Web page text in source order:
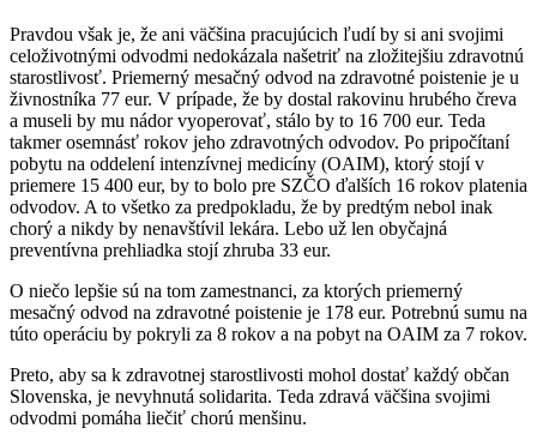
Pravdou však je, že ani väčšina pracujúcich ľudí by si ani svojimi
celoživotnými odvodmi nedokázala našetriť na zložitejšiu zdravotnú
starostlivosť. Priemerný mesačný odvod na zdravotné poistenie je u
živnostníka 77 eur. V prípade, že by dostal rakovinu hrubého čreva
a museli by mu nádor vyoperovať, stálo by to 16 700 eur. Teda
takmer osemnásť rokov jeho zdravotných odvodov. Po pripočítaní
pobytu na oddelení intenzívnej medicíny (OAIM), ktorý stojí v
priemere 15 400 eur, by to bolo pre SZČO ďalších 16 rokov platenia
odvodov. A to všetko za predpokladu, že by predtým nebol inak
chorý a nikdy by nenavštívil lekára. Lebo už len obyčajná
preventívna prehliadka stojí zhruba 33 eur.
O niečo lepšie sú na tom zamestnanci, za ktorých priemerný
mesačný odvod na zdravotné poistenie je 178 eur. Potrebnú sumu na
túto operáciu by pokryli za 8 rokov a na pobyt na OAIM za 7 rokov.
Preto, aby sa k zdravotnej starostlivosti mohol dostať každý občan
Slovenska, je nevyhnutá solidarita. Teda zdravá väčšina svojimi
odvodmi pomáha liečiť chorú menšinu.